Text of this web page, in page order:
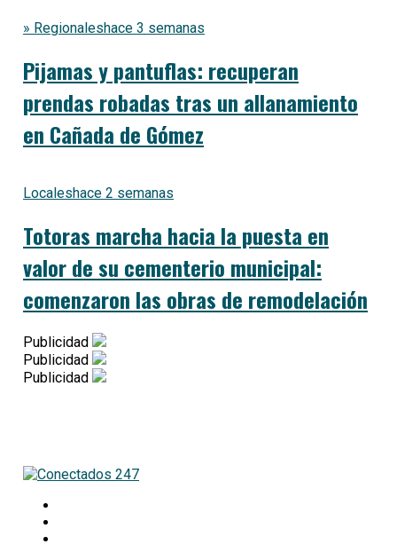
» Regionaleshace 3 semanas
Pijamas y pantuflas: recuperan
prendas robadas tras un allanamiento
en Cañada de Gómez
Localeshace 2 semanas
Totoras marcha hacia la puesta en
valor de su cementerio municipal:
comenzaron las obras de remodelación
Publicidad
Publicidad
Publicidad